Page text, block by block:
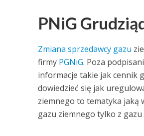
PNiG
Zmiana sprzedawcy gazu
firmy PGNiG. Poza
informacje takie jak cennik
dowiedzieć się jak
ziemnego to tematyka jaką
gazu ziemnego tylko z